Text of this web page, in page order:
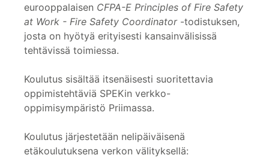
eurooppalaisen CFPA-E Principles of Fire Safety
at Work - Fire Safety Coordinator-todistuksen,
josta on hyötyä erityisesti kansainvälisissä
tehtävissä toimiessa.
Koulutus sisältää itsenäisesti suoritettavia
oppimistehtäviä SPEKin verkko-
oppimisympäristö Priimassa.
Koulutus järjestetään nelipäiväisenä
etäkoulutuksena verkon välityksellä: